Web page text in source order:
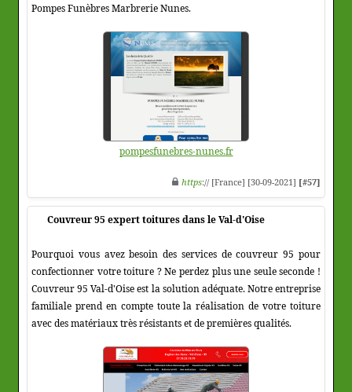
Pompes Funèbres Marbrerie Nunes.
pompesfunebres-nunes.fr
https:// [France] [30-09-2021] [#57]
Couvreur 95 expert toitures dans le Val-d'Oise
Pourquoi vous avez besoin des services de couvreur 95 pour
confectionner votre toiture ? Ne perdez plus une seule seconde !
Couvreur 95 Val-d'Oise est la solution adéquate. Notre entreprise
familiale prend en compte toute la réalisation de votre toiture
avec des matériaux très résistants et de premières qualités.